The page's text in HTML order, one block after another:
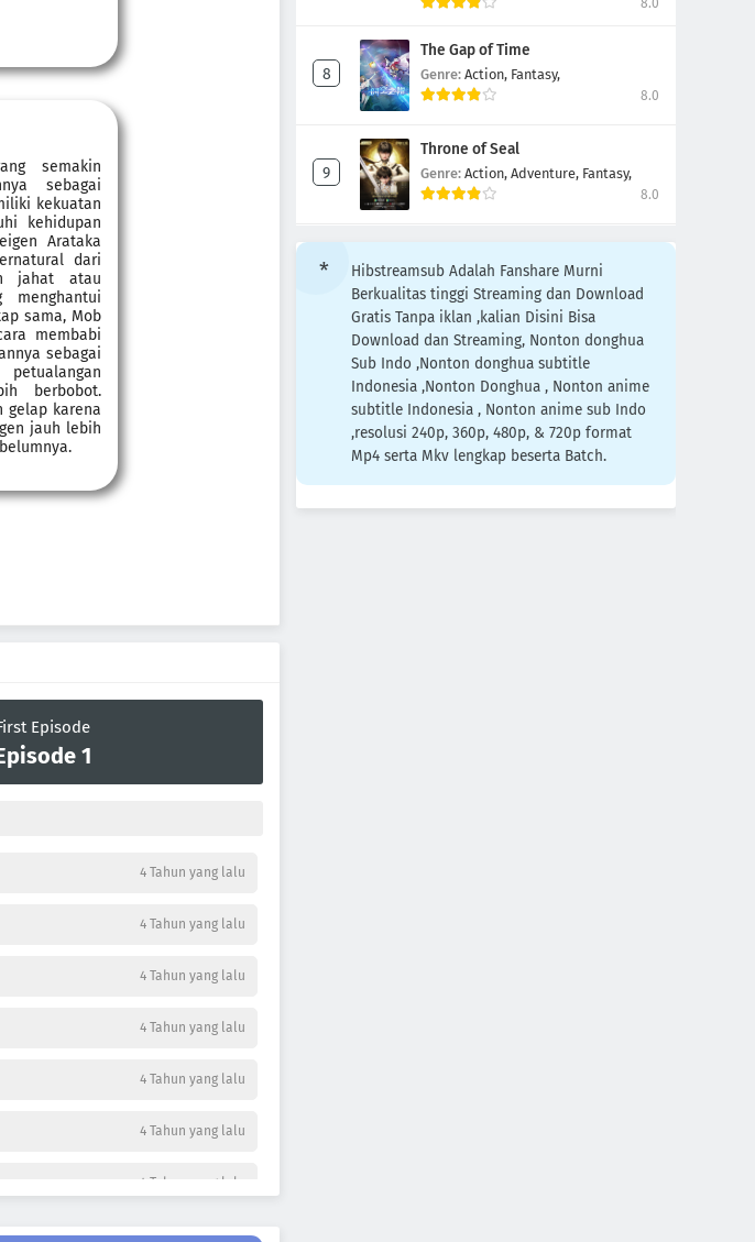
semakin
sebagai
kekuatan
kehidupan
Arataka
dari
jahat atau
menghantui
sama, Mob
membabi
sebagai
berbobot.
gelap karena
jauh lebih
Episode
1
4 Tahun yang lalu
4 Tahun yang lalu
4 Tahun yang lalu
4 Tahun yang lalu
4 Tahun yang lalu
4 Tahun yang lalu
4 Tahun yang lalu
4 Tahun yang lalu
8.0
The Gap of Time
Genre: Action, Fantasy,
8.0
Throne of Seal
Genre: Action, Adventure, Fantasy,
8.0
Hibstreamsub Adalah Fanshare Murni
Berkualitas tinggi Streaming dan Download
Gratis Tanpa iklan ,kalian Disini Bisa
Download dan Streaming, Nonton donghua
Sub Indo ,Nonton donghua subtitle
Indonesia ,Nonton Donghua , Nonton anime
subtitle Indonesia , Nonton anime sub Indo
,resolusi 240p, 360p, 480p, & 720p format
Mp4 serta Mkv lengkap beserta Batch.